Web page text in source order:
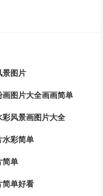
景图片
图片大全画画简单
风景画图片大全
水彩简单
简单
简单好看